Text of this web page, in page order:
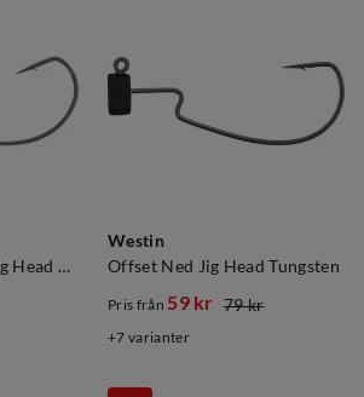
Westin Swimming Jig Head Lead
Westin
Offset Ned Jig Head Tungsten
discounted
Pris från 59 kr
original
79 kr
7 varianter